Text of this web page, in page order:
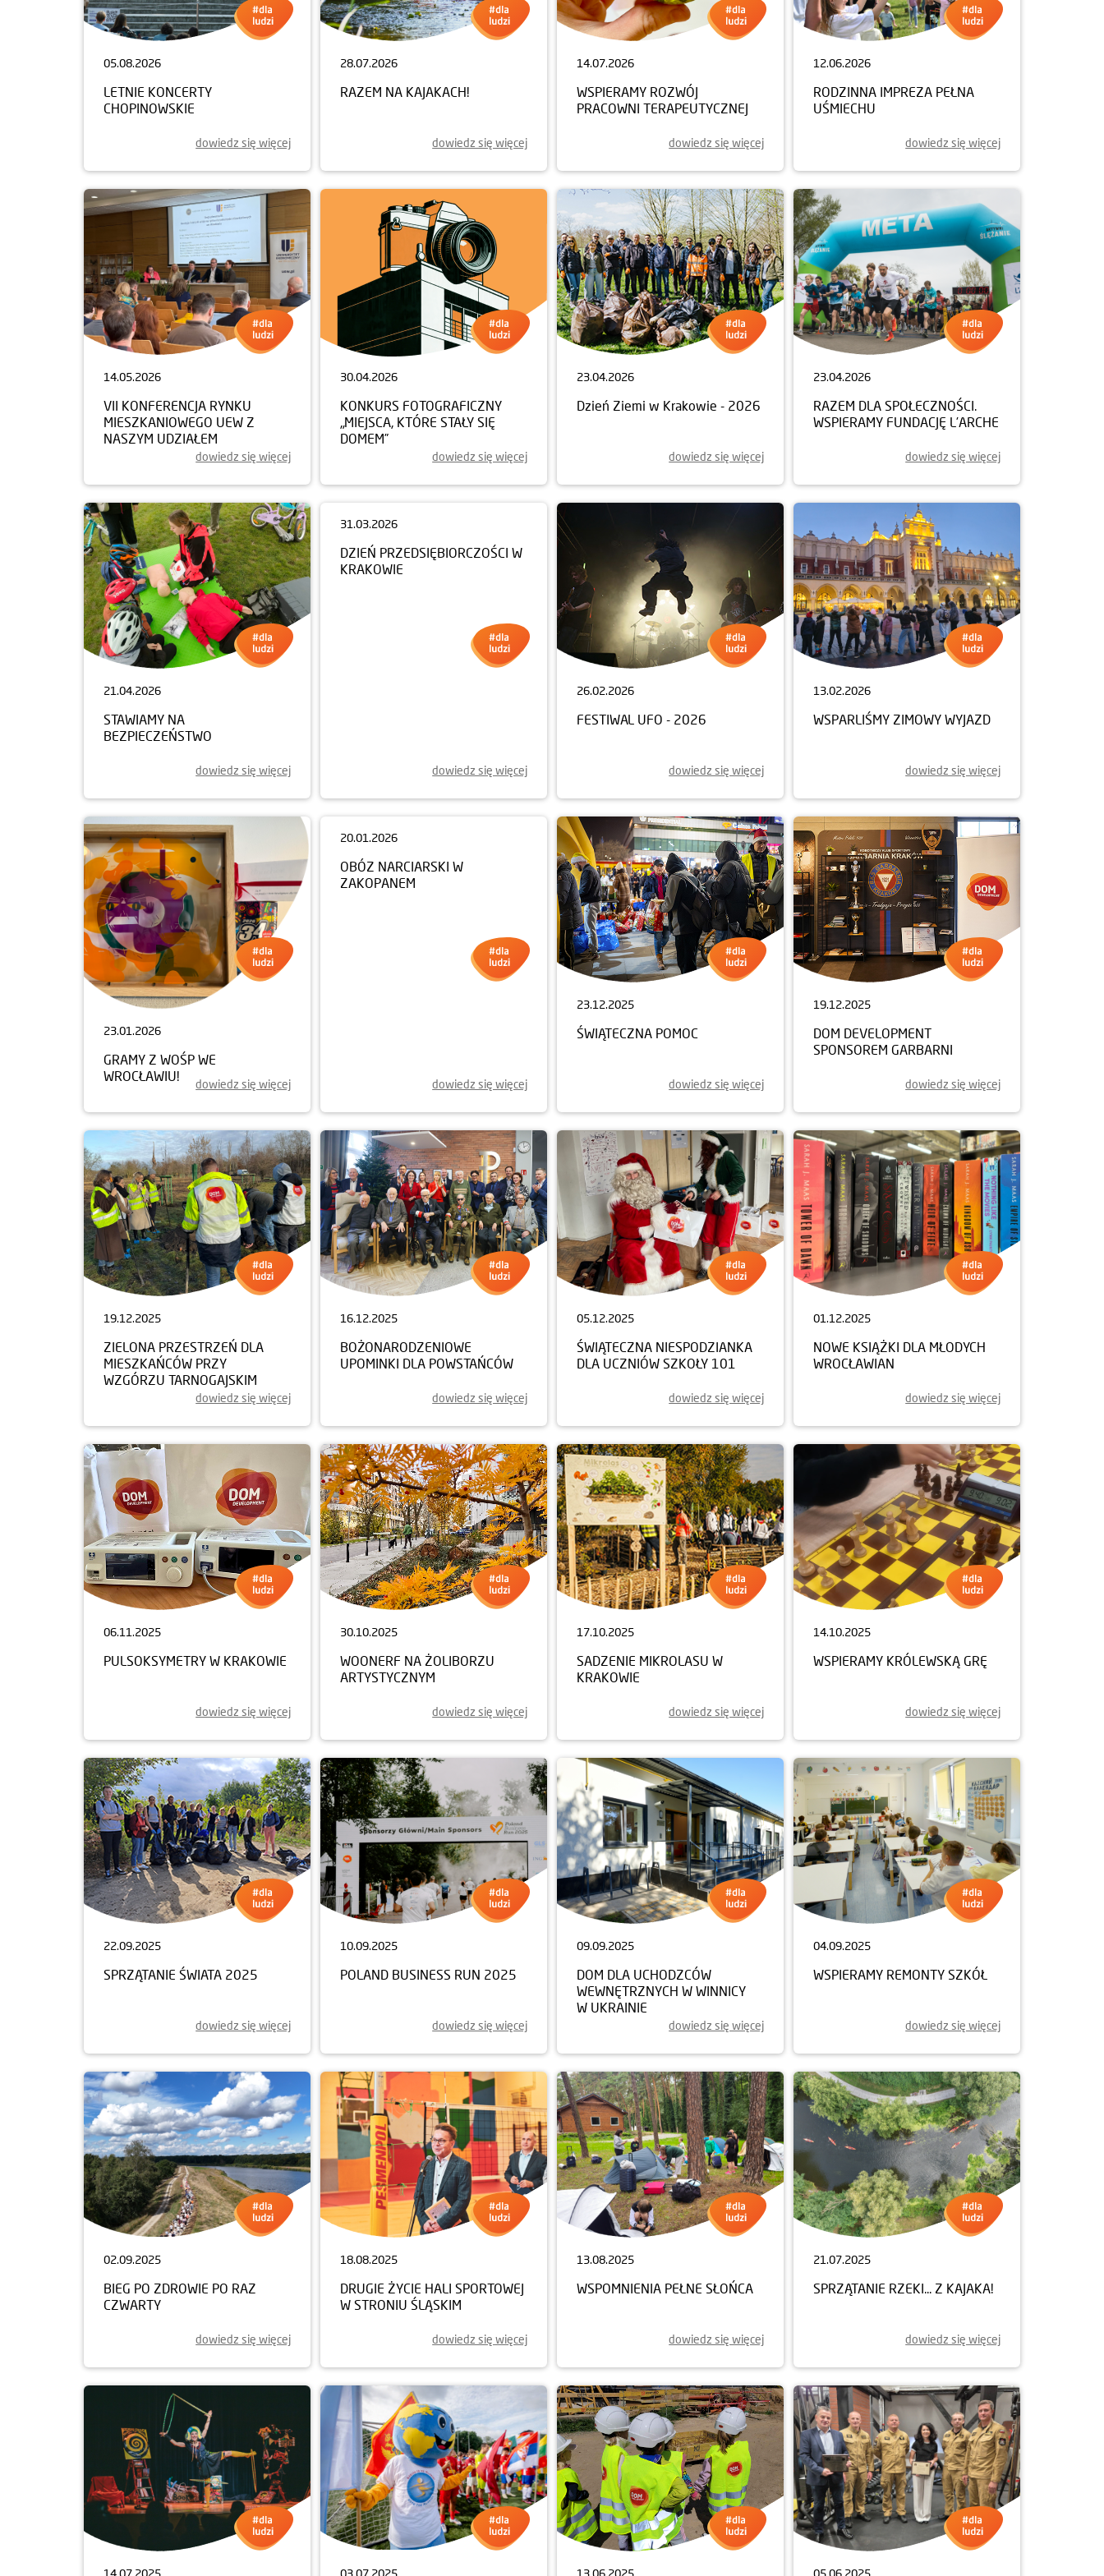
05.08.2026
LETNIE KONCERTY
CHOPINOWSKIE
dowiedz się więcej
28.07.2026
RAZEM NA KAJAKACH!
dowiedz się więcej
14.07.2026
WSPIERAMY ROZWÓJ
PRACOWNI TERAPEUTYCZNEJ
dowiedz się więcej
12.06.2026
RODZINNA IMPREZA PEŁNA
UŚMIECHU
dowiedz się więcej
14.05.2026
VII KONFERENCJA RYNKU
MIESZKANIOWEGO UEW Z
NASZYM UDZIAŁEM
dowiedz się więcej
30.04.2026
KONKURS FOTOGRAFICZNY
„MIEJSCA, KTÓRE STAŁY SIĘ
DOMEM”
dowiedz się więcej
23.04.2026
Dzień Ziemi w Krakowie - 2026
dowiedz się więcej
23.04.2026
RAZEM DLA SPOŁECZNOŚCI.
WSPIERAMY FUNDACJĘ L’ARCHE
dowiedz się więcej
21.04.2026
STAWIAMY NA
BEZPIECZEŃSTWO
dowiedz się więcej dowiedz się więcej
26.02.2026
FESTIWAL UFO - 2026
dowiedz się więcej
13.02.2026
WSPARLIŚMY ZIMOWY WYJAZD
dowiedz się więcej
23.01.2026
GRAMY Z WOŚP WE
WROCŁAWIU!
dowiedz się więcej dowiedz się więcej
23.12.2025
ŚWIĄTECZNA POMOC
dowiedz się więcej
19.12.2025
DOM DEVELOPMENT
SPONSOREM GARBARNI
dowiedz się więcej
19.12.2025
ZIELONA PRZESTRZEŃ DLA
MIESZKAŃCÓW PRZY
WZGÓRZU TARNOGAJSKIM
dowiedz się więcej
16.12.2025
BOŻONARODZENIOWE
UPOMINKI DLA POWSTAŃCÓW
dowiedz się więcej
05.12.2025
ŚWIĄTECZNA NIESPODZIANKA
DLA UCZNIÓW SZKOŁY 101
dowiedz się więcej
01.12.2025
NOWE KSIĄŻKI DLA MŁODYCH
WROCŁAWIAN
dowiedz się więcej
06.11.2025
PULSOKSYMETRY W KRAKOWIE
dowiedz się więcej
30.10.2025
WOONERF NA ŻOLIBORZU
ARTYSTYCZNYM
dowiedz się więcej
17.10.2025
SADZENIE MIKROLASU W
KRAKOWIE
dowiedz się więcej
14.10.2025
WSPIERAMY KRÓLEWSKĄ GRĘ
dowiedz się więcej
22.09.2025
SPRZĄTANIE ŚWIATA 2025
dowiedz się więcej
10.09.2025
POLAND BUSINESS RUN 2025
dowiedz się więcej
09.09.2025
DOM DLA UCHODZCÓW
WEWNĘTRZNYCH W WINNICY
W UKRAINIE
dowiedz się więcej
04.09.2025
WSPIERAMY REMONTY SZKÓŁ
dowiedz się więcej
02.09.2025
BIEG PO ZDROWIE PO RAZ
CZWARTY
dowiedz się więcej
18.08.2025
DRUGIE ŻYCIE HALI SPORTOWEJ
W STRONIU ŚLĄSKIM
dowiedz się więcej
13.08.2025
WSPOMNIENIA PEŁNE SŁOŃCA
dowiedz się więcej
21.07.2025
SPRZĄTANIE RZEKI... Z KAJAKA!
dowiedz się więcej
14.07.2025 03.07.2025 13.06.2025 05.06.2025